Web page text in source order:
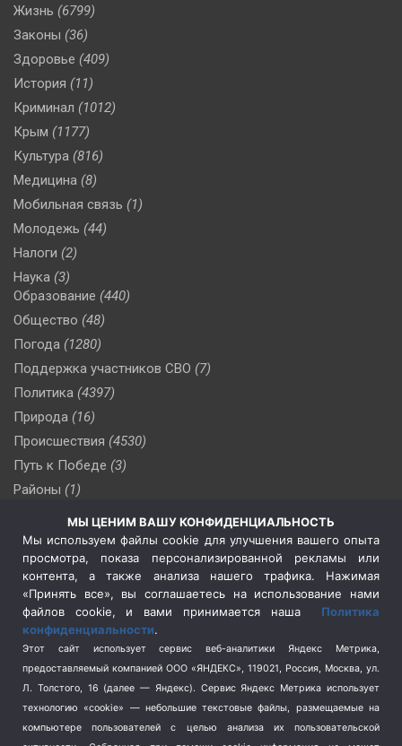
Жизнь (6799)
Законы (36)
Здоровье (409)
История (11)
Криминал (1012)
Крым (1177)
Культура (816)
Медицина (8)
Мобильная связь (1)
Молодежь (44)
Налоги (2)
Наука (3)
Образование (440)
Общество (48)
Погода (1280)
Поддержка участников СВО (7)
Политика (4397)
Природа (16)
Происшествия (4530)
Путь к Победе (3)
Районы (1)
Сельское хозяйство (3)
Социальная политика
(3)
Спецоперация в Украине
Спецоперация на Украине
(404)
Спорт (740)
Терроризм (1)
Транспорт (262)
Туризм (178)
МЫ ЦЕНИМ ВАШУ КОНФИДЕНЦИАЛЬНОСТЬ
Мы используем файлы cookie для улучшения вашего опыта
просмотра, показа персонализированной рекламы или
контента, а также анализа нашего трафика. Нажимая
«Принять все», вы соглашаетесь на использование нами
файлов cookie, и вами принимается наша Политика
конфиденциальности.
Этот сайт использует сервис веб-аналитики Яндекс Метрика,
предоставляемый компанией ООО «ЯНДЕКС», 119021, Россия, Москва, ул.
Л. Толстого, 16 (далее — Яндекс). Сервис Яндекс Метрика использует
технологию «cookie» — небольшие текстовые файлы, размещаемые на
компьютере пользователей с целью анализа их пользовательской